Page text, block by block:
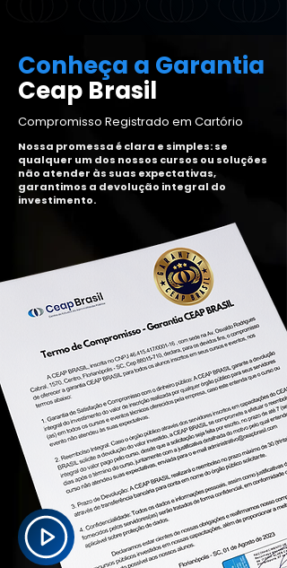
Conheça a Garantia
Ceap Brasil
Compromisso Registrado em Cartório
Nossa promessa é clara e simples: se
qualquer um dos nossos cursos ou soluções
não atender às suas expectativas,
garantimos a devolução integral do
investimento.